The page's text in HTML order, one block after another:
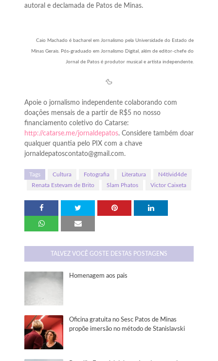
autoral e declamada de Patos de Minas.
Caio Machado é bacharel em Jornalismo pela Universidade do Estado de
Minas Gerais. Pós-graduado em Jornalismo Digital, além de editor-chefe do
Jornal de Patos é produtor musical e artista independente.
🦆
Apoie o jornalismo independente colaborando com
doações mensais de a partir de R$5 no nosso
financiamento coletivo do Catarse:
http://catarse.me/jornaldepatos. Considere também doar
qualquer quantia pelo PIX com a chave
jornaldepatoscontato@gmail.com.
Tags Cultura Fotografia Literatura
N4tivid4de
Renata Estevam de Brito
Slam Phatos Victor Caixeta
TALVEZ VOCÊ GOSTE DESTAS POSTAGENS
Homenagem aos pais
Oficina gratuita no Sesc Patos de Minas
propõe imersão no método de Stanislavski